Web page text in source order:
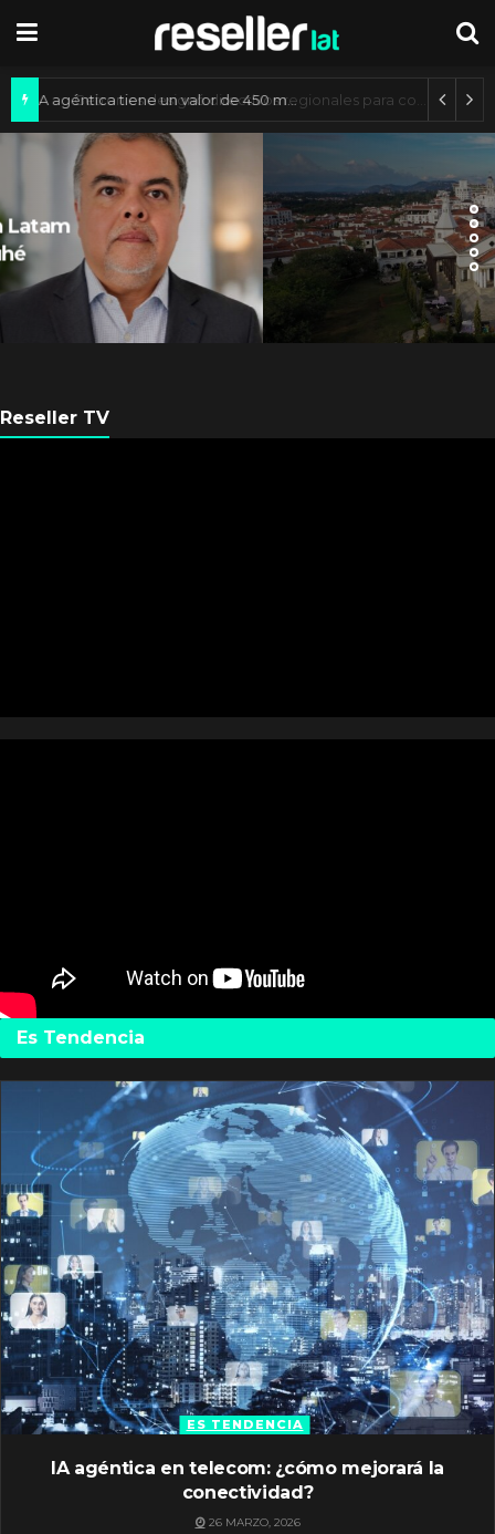
Mercado de IA agéntica tiene un valor de 450 mil millones de dólares
ES NOTICIA
Axis Communications y
Guatemala crean una ciudad
inteligente
Reseller TV
Es Tendencia
ES TENDENCIA
IA agéntica en telecom: ¿cómo mejorará la
conectividad?
26 MARZO, 2026